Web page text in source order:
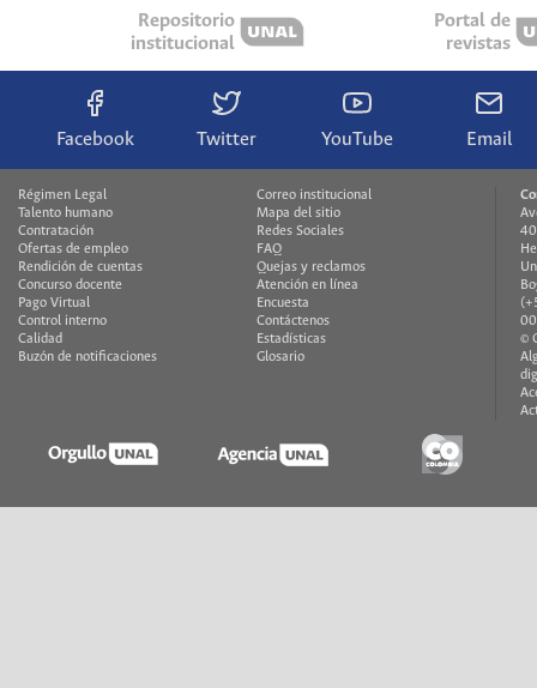
Repositorio
institucional
Portal de
revistas
Facebook Twitter YouTube Email
Régimen Legal
Talento humano
Contratación
Ofertas de empleo
Rendición de cuentas
Concurso docente
Pago Virtual
Control interno
Calidad
Buzón de notificaciones
Correo institucional
Mapa del sitio
Redes Sociales
FAQ
Quejas y reclamos
Atención en línea
Encuesta
Contáctenos
Estadísticas
Glosario
©